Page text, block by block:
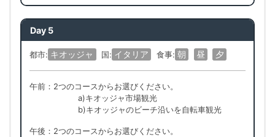
Day 5
都市: キオッジャ 国: イタリア 食事: 朝 昼 夕
午前：2つのコースからお選びください。
a)キオッジャ市場観光
b)キオッジャのビーチ沿いを自転車観光
午後：2つのコースからお選びください。